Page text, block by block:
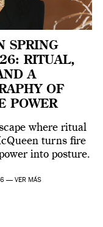
SPRING
RITUAL,
A
OF
POWER
where ritual
turns fire
into posture.
—VER MÁS